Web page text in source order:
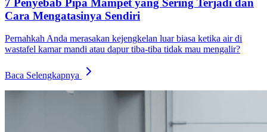
Cara Mengatasinya Sendiri
Pernahkah Anda merasakan kejengkelan luar biasa ketika air di
wastafel kamar mandi atau dapur tiba-tiba tidak mau mengalir?
Baca Selengkapnya